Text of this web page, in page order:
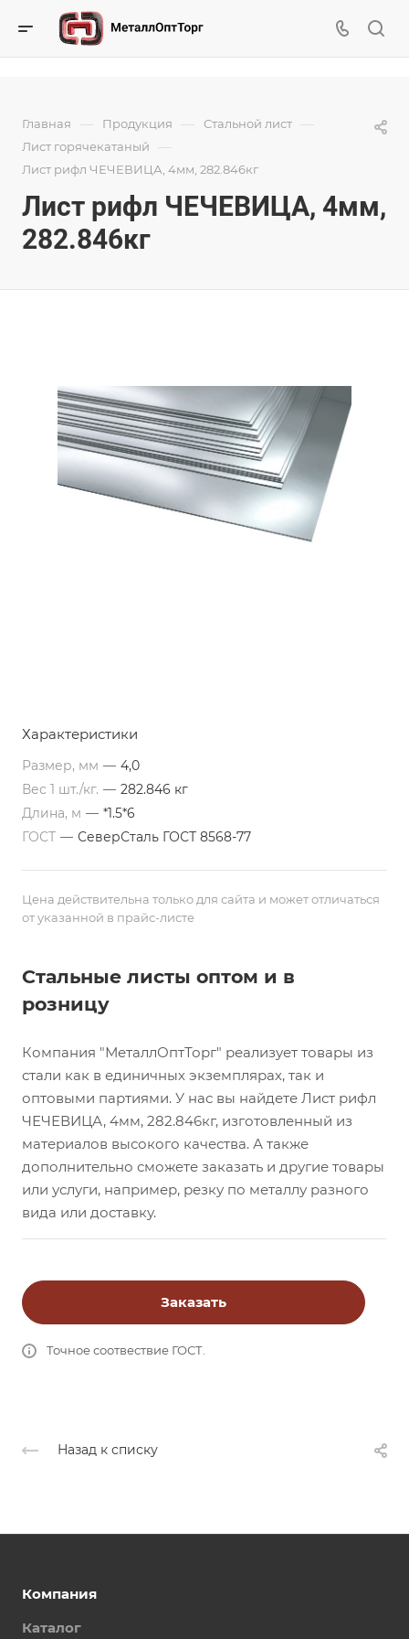
Главная — Продукция — Стальной лист —
Лист горячекатаный —
Лист рифл ЧЕЧЕВИЦА, 4мм, 282.846кг
Лист рифл ЧЕЧЕВИЦА, 4мм,
282.846кг
Характеристики
Размер, мм — 4,0
Вес 1 шт./кг. — 282.846 кг
Длина, м — *1.5*6
ГОСТ — СеверСталь ГОСТ 8568-77
Цена действительна только для сайта и может отличаться
от указанной в прайс-листе
Стальные листы оптом и в
розницу
Компания "МеталлОптТорг" реализует товары из
стали как в единичных экземплярах, так и
оптовыми партиями. У нас вы найдете Лист рифл
ЧЕЧЕВИЦА, 4мм, 282.846кг, изготовленный из
материалов высокого качества. А также
дополнительно сможете заказать и другие товары
или услуги, например, резку по металлу разного
вида или доставку.
Заказать
Точное соотвествие ГОСТ.
Назад к списку
Компания
Каталог